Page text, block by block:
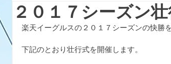
２０１７シーズン
楽天イーグルスの２０１７シーズンの快勝
下記のとおり壮行式を開催します。